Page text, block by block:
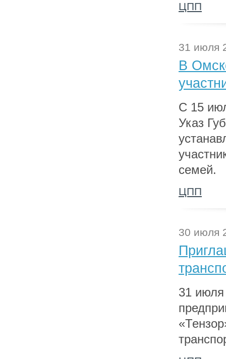
ЦПП
31 июля
В
С 15
Указ
семей.
ЦПП
30 июля
31 июля